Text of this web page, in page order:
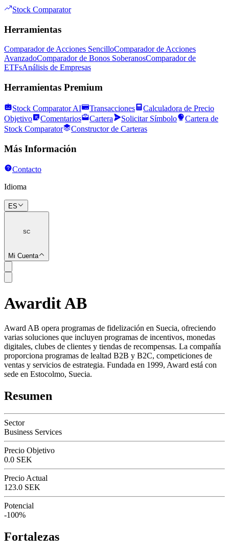
Stock Comparator
Herramientas
Comparador de Acciones SencilloComparador de Acciones
AvanzadoComparador de Bonos SoberanosComparador de
ETFsAnálisis de Empresas
Herramientas Premium
Stock Comparator AI Transacciones
Calculadora de Precio
Objetivo
Comentarios Cartera Solicitar Símbolo
Cartera de
Stock Comparator
Constructor de Carteras
Más Información
Contacto
Idioma
ES
SC
Mi Cuenta
SC
Awardit AB
Award AB opera programas de fidelización en Suecia, ofreciendo
varias soluciones que incluyen programas de incentivos, monedas
digitales, clubes de clientes y tiendas de recompensas. La compañía
proporciona programas de lealtad B2B y B2C, competiciones de
ventas y servicios de estrategia. Fundada en 1999, Award está con
sede en Estocolmo, Suecia.
Resumen
Sector
Business Services
Precio Objetivo
0.0 SEK
Precio Actual
123.0 SEK
Potencial
-100%
Fortalezas